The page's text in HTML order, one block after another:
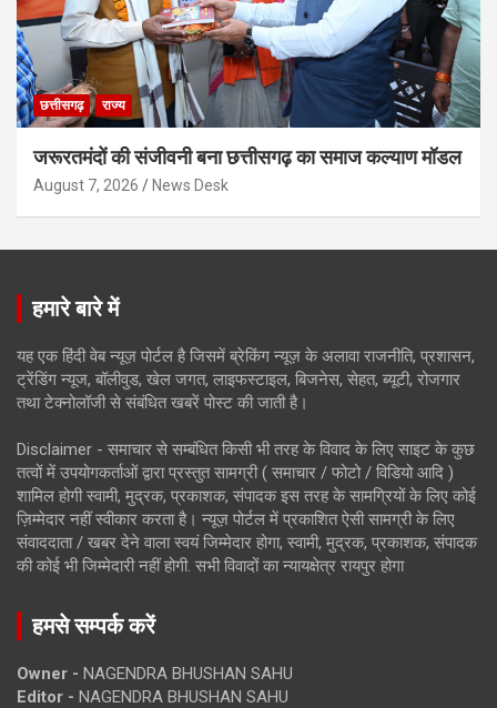
छत्तीसगढ़ राज्य
जरूरतमंदों की संजीवनी बना छत्तीसगढ़ का समाज कल्याण मॉडल
August 7, 2026 News Desk
हमारे बारे में
यह एक हिंदी वेब न्यूज़ पोर्टल है जिसमें ब्रेकिंग न्यूज़ के अलावा राजनीति, प्रशासन,
ट्रेंडिंग न्यूज, बॉलीवुड, खेल जगत, लाइफस्टाइल, बिजनेस, सेहत, ब्यूटी, रोजगार
तथा टेक्नोलॉजी से संबंधित खबरें पोस्ट की जाती है।
Disclaimer - समाचार से सम्बंधित किसी भी तरह के विवाद के लिए साइट के कुछ
तत्वों में उपयोगकर्ताओं द्वारा प्रस्तुत सामग्री ( समाचार / फोटो / विडियो आदि )
शामिल होगी स्वामी, मुद्रक, प्रकाशक, संपादक इस तरह के सामग्रियों के लिए कोई
ज़िम्मेदार नहीं स्वीकार करता है। न्यूज़ पोर्टल में प्रकाशित ऐसी सामग्री के लिए
संवाददाता / खबर देने वाला स्वयं जिम्मेदार होगा, स्वामी, मुद्रक, प्रकाशक, संपादक
की कोई भी जिम्मेदारी नहीं होगी. सभी विवादों का न्यायक्षेत्र रायपुर होगा
हमसे सम्पर्क करें
Owner - NAGENDRA BHUSHAN SAHU
Editor - NAGENDRA BHUSHAN SAHU